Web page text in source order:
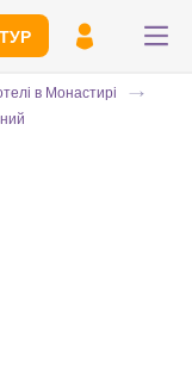
зробить
в Монастирі